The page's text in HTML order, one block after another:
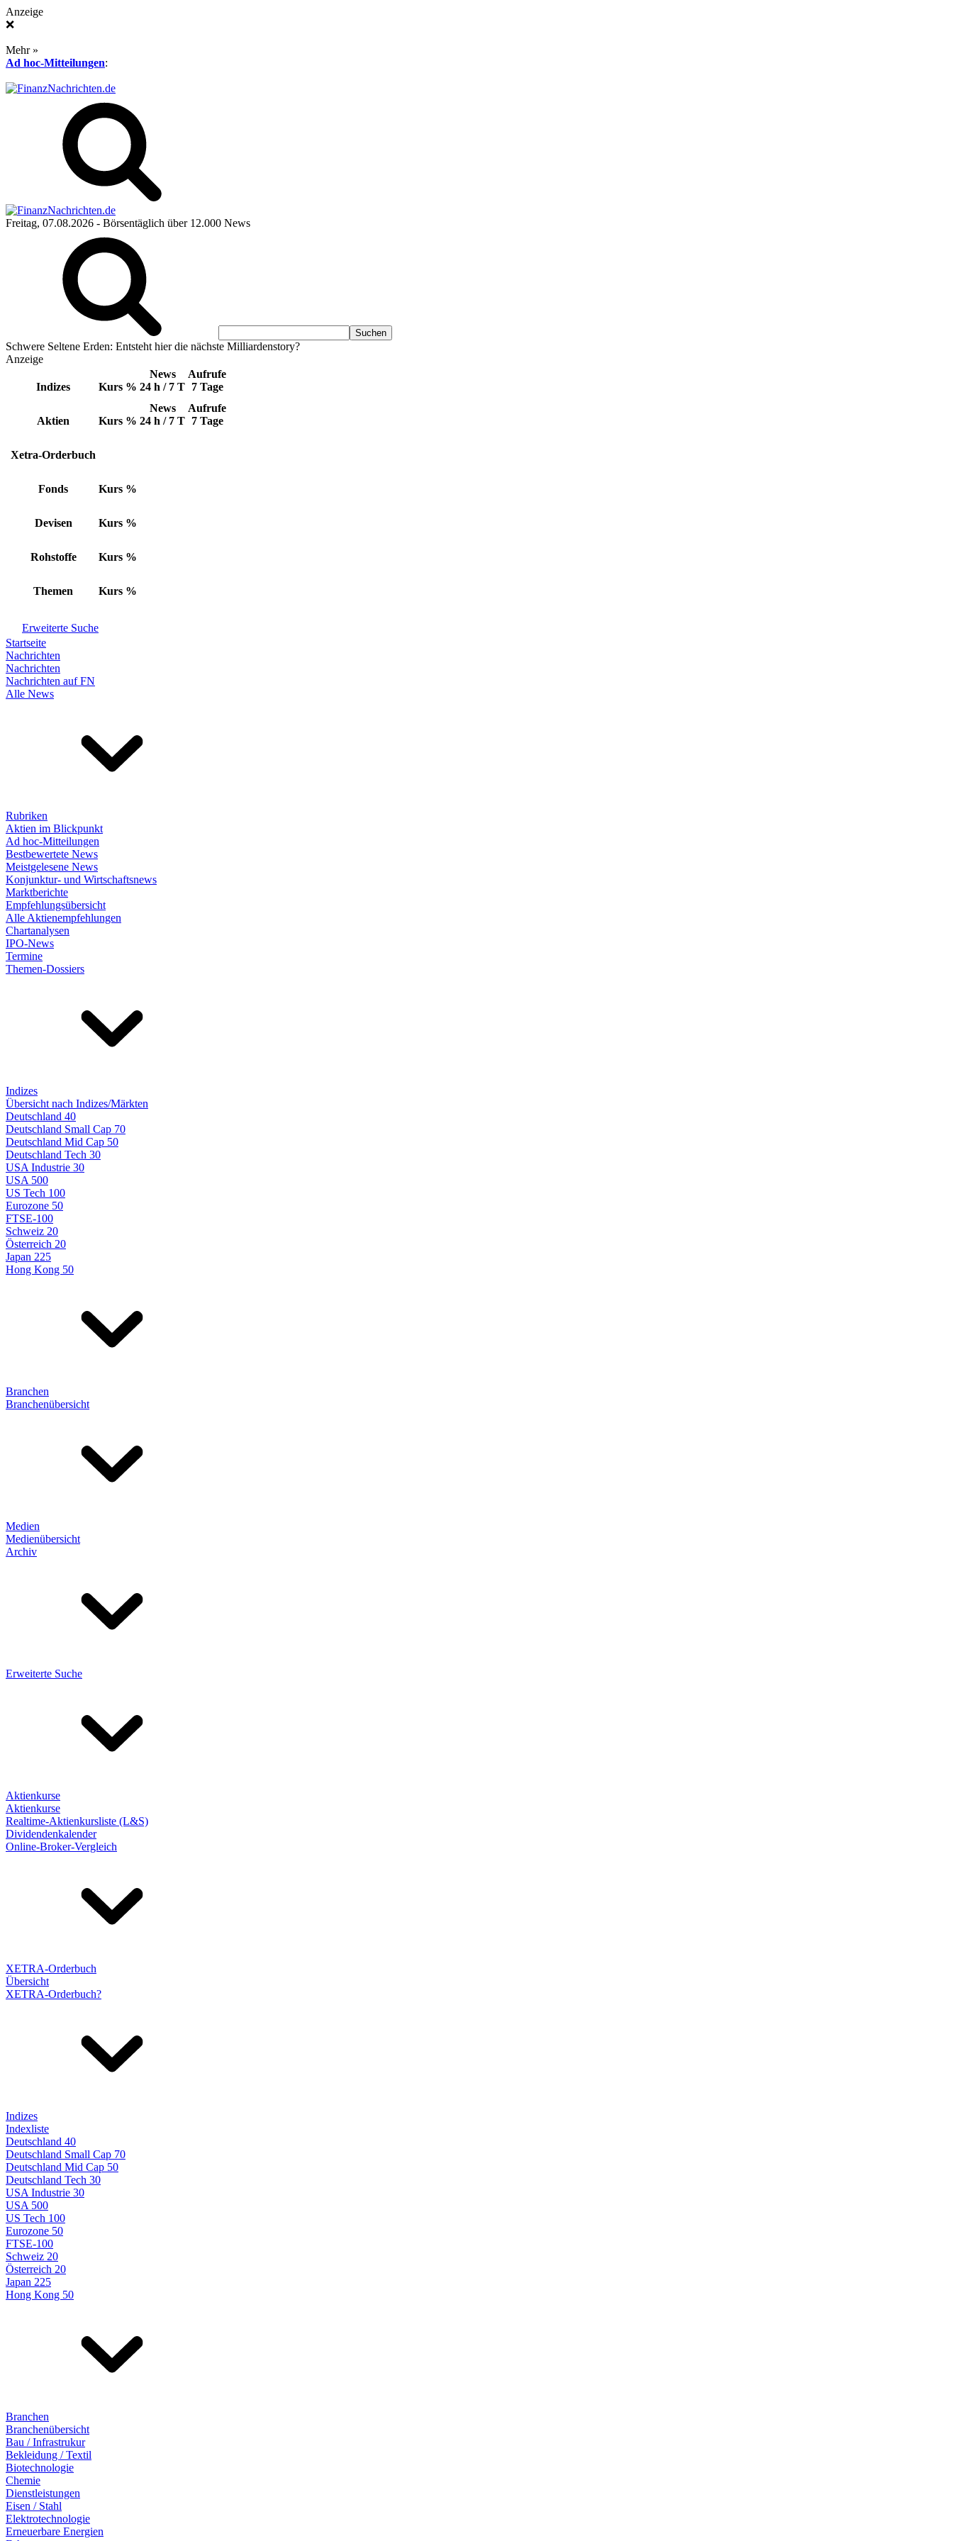
Anzeige
❌
Mehr »
Ad hoc-Mitteilungen:
Freitag, 07.08.2026 - Börsentäglich über 12.000 News
Schwere Seltene Erden: Entsteht hier die nächste Milliardenstory?
Anzeige
Indizes Kurs %
News
24 h / 7 T
Aufrufe
7 Tage
Aktien Kurs %
News
24 h / 7 T
Aufrufe
7 Tage
Xetra-Orderbuch
Fonds Kurs %
Devisen Kurs %
Rohstoffe Kurs %
Themen Kurs %
Erweiterte Suche
Startseite
Nachrichten
Nachrichten
Nachrichten auf FN
Alle News
Rubriken
Aktien im Blickpunkt
Ad hoc-Mitteilungen
Bestbewertete News
Meistgelesene News
Konjunktur- und Wirtschaftsnews
Marktberichte
Empfehlungsübersicht
Alle Aktienempfehlungen
Chartanalysen
IPO-News
Termine
Themen-Dossiers
Indizes
Übersicht nach Indizes/Märkten
Deutschland 40
Deutschland Small Cap 70
Deutschland Mid Cap 50
Deutschland Tech 30
USA Industrie 30
USA 500
US Tech 100
Eurozone 50
FTSE-100
Schweiz 20
Österreich 20
Japan 225
Hong Kong 50
Branchen
Branchenübersicht
Medien
Medienübersicht
Archiv
Erweiterte Suche
Aktienkurse
Aktienkurse
Realtime-Aktienkursliste (L&S)
Dividendenkalender
Online-Broker-Vergleich
XETRA-Orderbuch
Übersicht
XETRA-Orderbuch?
Indizes
Indexliste
Deutschland 40
Deutschland Small Cap 70
Deutschland Mid Cap 50
Deutschland Tech 30
USA Industrie 30
USA 500
US Tech 100
Eurozone 50
FTSE-100
Schweiz 20
Österreich 20
Japan 225
Hong Kong 50
Branchen
Branchenübersicht
Bau / Infrastrukur
Bekleidung / Textil
Biotechnologie
Chemie
Dienstleistungen
Eisen / Stahl
Elektrotechnologie
Erneuerbare Energien